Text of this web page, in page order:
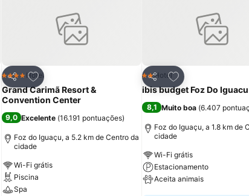
Partilhar
Adicionar aos favoritos
4 EstrelasHotel
Grand Carimã Resort &
Convention Center
9,0 Excelente (16.191 pontuações)
Foz do Iguaçu, a 5.2 km de Centro da
cidade
Wi-Fi grátis
Piscina
Spa
Partilhar
Adicionar aos
2 Estrelas
Hotel
ibis budget Foz Do Iguacu
8,1 Muito boa (6.407
Foz do Iguaçu, a 1.8 km de
cidade
Wi-Fi grátis
Estacionamento
Aceita animais